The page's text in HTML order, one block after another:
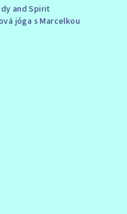
and Spirit
jóga s Marcelkou